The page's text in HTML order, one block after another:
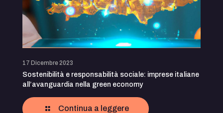
17 Dicembre 2023
Sostenibilità e responsabilità sociale: imprese italiane
all’avanguardia nella green economy
Continua a leggere